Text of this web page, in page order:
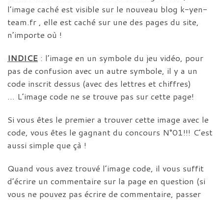
l’image caché est visible sur le nouveau blog k-yen-
team.fr , elle est caché sur une des pages du site,
n’importe où !
INDICE : l’image en un symbole du jeu vidéo, pour
pas de confusion avec un autre symbole, il y a un
code inscrit dessus (avec des lettres et chiffres)
… L’image code ne se trouve pas sur cette page!
Si vous êtes le premier a trouver cette image avec le
code, vous êtes le gagnant du concours N°01!!! C’est
aussi simple que çà !
Quand vous avez trouvé l’image code, il vous suffit
d’écrire un commentaire sur la page en question (si
vous ne pouvez pas écrire de commentaire, passer